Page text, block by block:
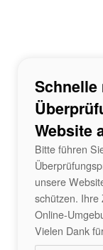
Website
Bitte führen
unsere
schützen. Ihre
Online-
Vielen Dank